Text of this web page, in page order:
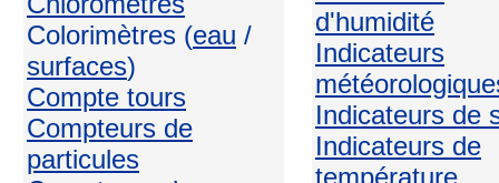
Colorimètres (eau /
surfaces)
Compte tours
Compteurs de
particules
d'humidité
Indicateurs
Indicateurs de
Indicateurs de
température